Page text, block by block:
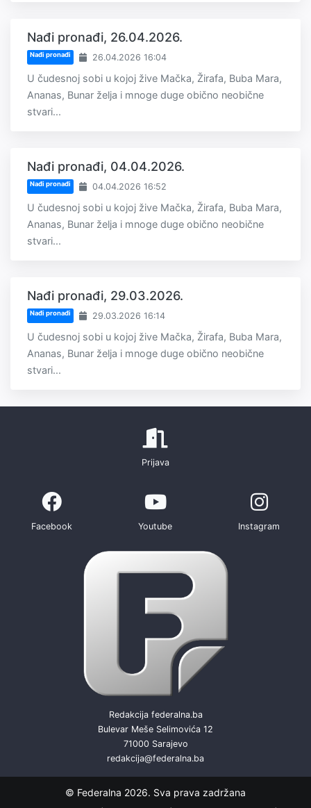
Nađi pronađi, 26.04.2026.
Nađi pronađi 26.04.2026 16:04
U čudesnoj sobi u kojoj žive Mačka, Žirafa, Buba Mara,
Ananas, Bunar želja i mnoge duge obično neobične
stvari...
Nađi pronađi, 04.04.2026.
Nađi pronađi 04.04.2026 16:52
U čudesnoj sobi u kojoj žive Mačka, Žirafa, Buba Mara,
Ananas, Bunar želja i mnoge duge obično neobične
stvari...
Nađi pronađi, 29.03.2026.
Nađi pronađi 29.03.2026 16:14
U čudesnoj sobi u kojoj žive Mačka, Žirafa, Buba Mara,
Ananas, Bunar želja i mnoge duge obično neobične
stvari...
Prijava
Facebook Youtube Instagram
Redakcija federalna.ba
Bulevar Meše Selimovića 12
71000 Sarajevo
redakcija@federalna.ba
© Federalna 2026. Sva prava zadržana